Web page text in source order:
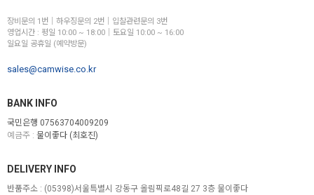
장비문의 1번│하우징문의 2번│입찰관련문의 3번
영업시간 : 평일 10:00 ~ 18:00│토요일 10:00 ~ 16:00
일요일 공휴일 (예약방문)
sales@camwise.co.kr
BANK INFO
국민은행 07563704009209
예금주 : 물이좋다 (최호진)
DELIVERY INFO
반품주소 : (05398)서울특별시 강동구 올림픽로48길 27 3층 물이좋다